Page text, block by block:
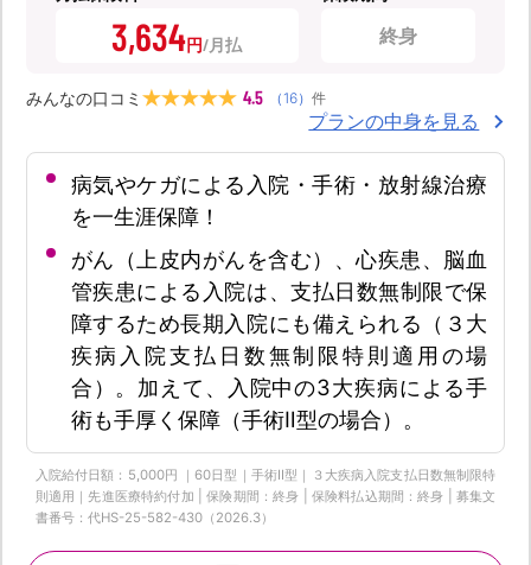
3,634円 終身
みんなの口コミ 4.5 （ 16） 件
プランの中身を見る
病気やケガによる入院・手術・放射線治療
を一生涯保障！
がん（上皮内がんを含む）、心疾患、脳血
管疾患による入院は、支払日数無制限で保
障するため長期入院にも備えられる（３大
疾病入院支払日数無制限特則適用の場
合）。加えて、入院中の3大疾病による手
術も手厚く保障（手術Ⅱ型の場合）。
入院給付日額：5,000円 ｜60日型｜手術Ⅱ型｜３大疾病入院支払日数無制限特
則適用｜先進医療特約付加 | 保険期間：終身 | 保険料払込期間：終身 | 募集文
書番号：代HS-25-582-430（2026.3）